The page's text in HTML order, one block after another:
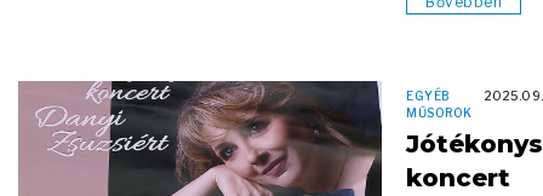
EGYÉB
MŰSOROK
koncert